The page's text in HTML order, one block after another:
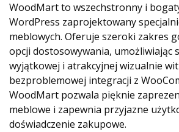
WoodMart to wszechstronny i
WordPress zaprojektowany
meblowych. Oferuje szeroki zakres
opcji dostosowywania, umożliwiając
wyjątkowej i atrakcyjnej wizualnie
bezproblemowej integracji z
WoodMart pozwala pięknie
meblowe i zapewnia przyjazne
doświadczenie zakupowe.